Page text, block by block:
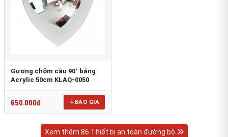
Gương chỏm cầu 90° bằng
Acrylic 50cm KLAQ-0050
650.000đ BÁO GIÁ
Xem thêm 86 Thiết bị an toàn đường bộ